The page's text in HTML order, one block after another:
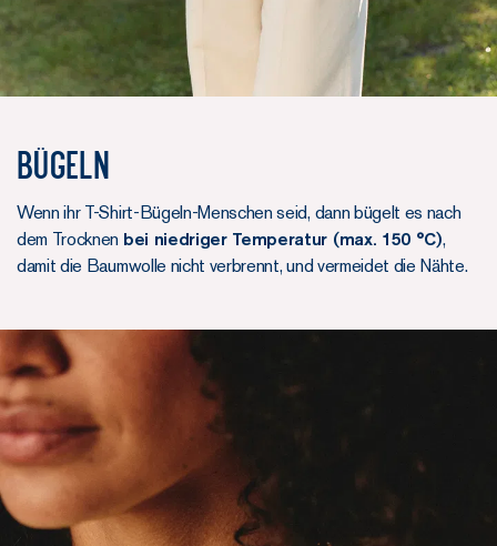
Bügeln
Wenn ihr T-Shirt-Bügeln-Menschen seid, dann bügelt es nach
dem Trocknen bei niedriger Temperatur (max. 150 °C),
damit die Baumwolle nicht verbrennt, und vermeidet die Nähte.